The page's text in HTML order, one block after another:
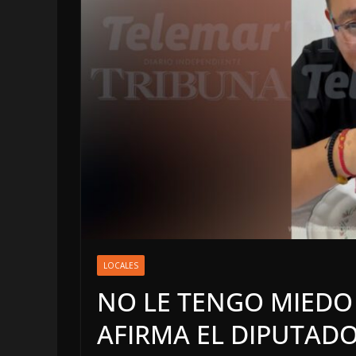
LOCALES
NO LE TENGO
AFIRMA EL
LOCALES OPINIÓN
6 agosto, 2026